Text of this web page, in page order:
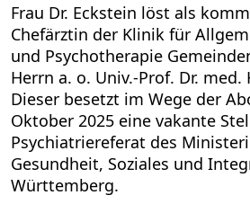
Frau Dr. Eckstein löst als
Chefärztin der Klinik für
und Psychotherapie
Herrn a. o. Univ.-Prof. Dr. med.
Dieser besetzt im Wege der
Oktober 2025 eine vakante
Psychiatriereferat des
Gesundheit, Soziales und
Württemberg.